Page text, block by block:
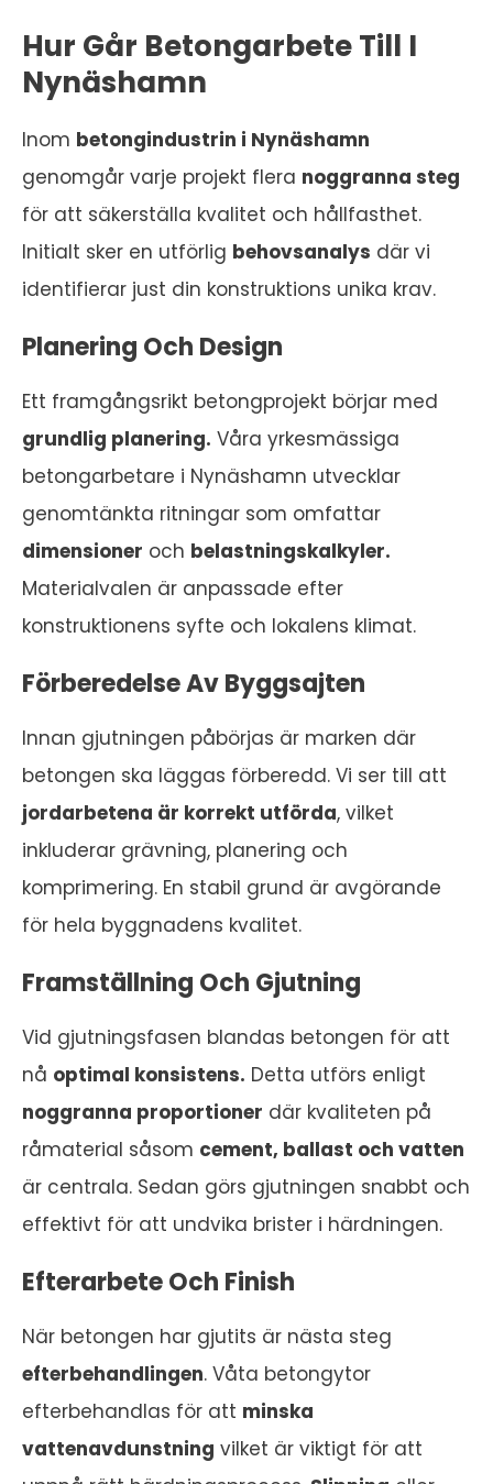
Hur Går Betongarbete Till I
Nynäshamn
Inom betongindustrin i Nynäshamn
genomgår varje projekt flera noggranna steg
för att säkerställa kvalitet och hållfasthet.
Initialt sker en utförlig behovsanalys där vi
identifierar just din konstruktions unika krav.
Planering Och Design
Ett framgångsrikt betongprojekt börjar med
grundlig planering. Våra yrkesmässiga
betongarbetare i Nynäshamn utvecklar
genomtänkta ritningar som omfattar
dimensioner och belastningskalkyler.
Materialvalen är anpassade efter
konstruktionens syfte och lokalens klimat.
Förberedelse Av Byggsajten
Innan gjutningen påbörjas är marken där
betongen ska läggas förberedd. Vi ser till att
jordarbetena är korrekt utförda, vilket
inkluderar grävning, planering och
komprimering. En stabil grund är avgörande
för hela byggnadens kvalitet.
Framställning Och Gjutning
Vid gjutningsfasen blandas betongen för att
nå optimal konsistens. Detta utförs enligt
noggranna proportioner där kvaliteten på
råmaterial såsom cement, ballast och vatten
är centrala. Sedan görs gjutningen snabbt och
effektivt för att undvika brister i härdningen.
Efterarbete Och Finish
När betongen har gjutits är nästa steg
efterbehandlingen. Våta betongytor
efterbehandlas för att minska
vattenavdunstning vilket är viktigt för att